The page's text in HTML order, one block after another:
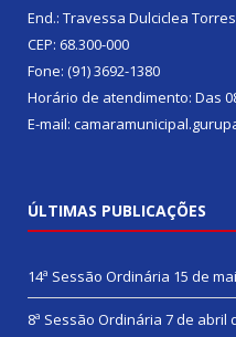
End.: Travessa Dulciclea
CEP: 68.300-000
Fone: (91) 3692-1380
Horário de atendimento: Das
E-mail:
ÚLTIMAS PUBLICAÇÕES
14ª Sessão Ordinária 15 de
8ª Sessão Ordinária 7 de abril